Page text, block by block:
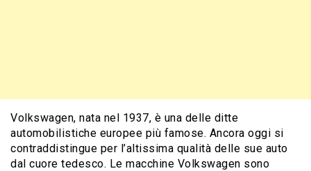
Volkswagen, nata nel 1937, è una delle ditte
automobilistiche europee più famose. Ancora oggi si
contraddistingue per l’altissima qualità delle sue auto
dal cuore tedesco. Le macchine Volkswagen sono